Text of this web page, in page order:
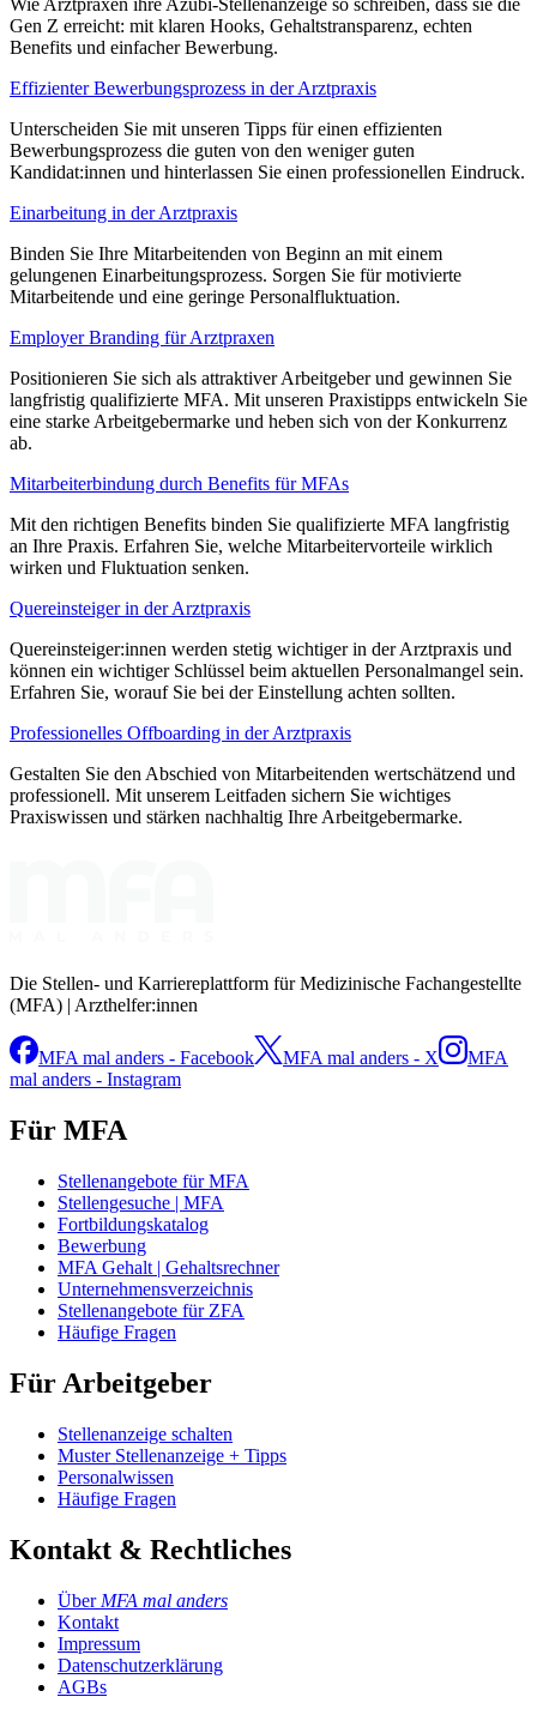
Wie Arztpraxen ihre Azubi-Stellenanzeige so schreiben, dass sie die
Gen Z erreicht: mit klaren Hooks, Gehaltstransparenz, echten
Benefits und einfacher Bewerbung.
Effizienter Bewerbungsprozess in der Arztpraxis
Unterscheiden Sie mit unseren Tipps für einen effizienten
Bewerbungsprozess die guten von den weniger guten
Kandidat:innen und hinterlassen Sie einen professionellen Eindruck.
Einarbeitung in der Arztpraxis
Binden Sie Ihre Mitarbeitenden von Beginn an mit einem
gelungenen Einarbeitungsprozess. Sorgen Sie für motivierte
Mitarbeitende und eine geringe Personalfluktuation.
Employer Branding für Arztpraxen
Positionieren Sie sich als attraktiver Arbeitgeber und gewinnen Sie
langfristig qualifizierte MFA. Mit unseren Praxistipps entwickeln Sie
eine starke Arbeitgebermarke und heben sich von der Konkurrenz
ab.
Mitarbeiterbindung durch Benefits für MFAs
Mit den richtigen Benefits binden Sie qualifizierte MFA langfristig
an Ihre Praxis. Erfahren Sie, welche Mitarbeitervorteile wirklich
wirken und Fluktuation senken.
Quereinsteiger in der Arztpraxis
Quereinsteiger:innen werden stetig wichtiger in der Arztpraxis und
können ein wichtiger Schlüssel beim aktuellen Personalmangel sein.
Erfahren Sie, worauf Sie bei der Einstellung achten sollten.
Professionelles Offboarding in der Arztpraxis
Gestalten Sie den Abschied von Mitarbeitenden wertschätzend und
professionell. Mit unserem Leitfaden sichern Sie wichtiges
Praxiswissen und stärken nachhaltig Ihre Arbeitgebermarke.
Die Stellen- und Karriereplattform für Medizinische Fachangestellte
(MFA) | Arzthelfer:innen
MFA mal anders - Facebook MFA mal anders - X
MFA
mal anders - Instagram
Für MFA
Stellenangebote für MFA
Stellengesuche | MFA
Fortbildungskatalog
Bewerbung
MFA Gehalt | Gehaltsrechner
Unternehmensverzeichnis
Stellenangebote für ZFA
Häufige Fragen
Für Arbeitgeber
Stellenanzeige schalten
Muster Stellenanzeige + Tipps
Personalwissen
Häufige Fragen
Kontakt & Rechtliches
Über MFA mal anders
Kontakt
Impressum
Datenschutzerklärung
AGBs